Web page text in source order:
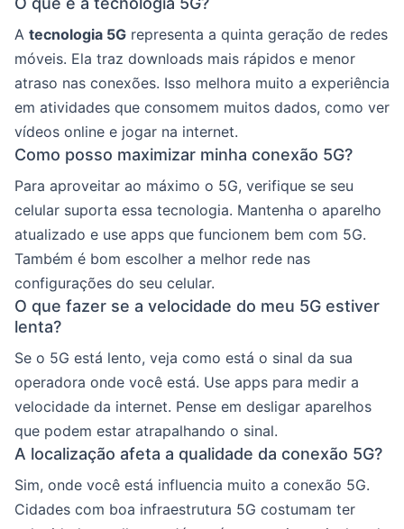
A tecnologia 5G representa a quinta geração de redes
móveis. Ela traz downloads mais rápidos e menor
atraso nas conexões. Isso melhora muito a experiência
em atividades que consomem muitos dados, como ver
vídeos online e jogar na internet.
Como posso maximizar minha conexão 5G?
Para aproveitar ao máximo o 5G, verifique se seu
celular suporta essa tecnologia. Mantenha o aparelho
atualizado e use apps que funcionem bem com 5G.
Também é bom escolher a melhor rede nas
configurações do seu celular.
O que fazer se a velocidade do meu 5G estiver
lenta?
Se o 5G está lento, veja como está o sinal da sua
operadora onde você está. Use apps para medir a
velocidade da internet. Pense em desligar aparelhos
que podem estar atrapalhando o sinal.
A localização afeta a qualidade da conexão 5G?
Sim, onde você está influencia muito a conexão 5G.
Cidades com boa infraestrutura 5G costumam ter